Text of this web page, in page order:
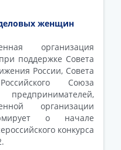
женщин
организация
поддержке Совета
России, Совета
Союза
организации
о начале
конкурса